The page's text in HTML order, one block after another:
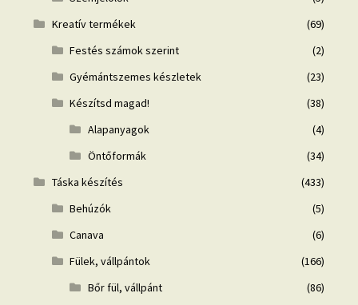
Kreatív termékek
(69)
Festés számok szerint
(2)
Gyémántszemes készletek
(23)
Készítsd magad!
(38)
Alapanyagok
(4)
Öntőformák
(34)
Táska készítés
(433)
Behúzók
(5)
Canava
(6)
Fülek, vállpántok
(166)
Bőr fül, vállpánt
(86)